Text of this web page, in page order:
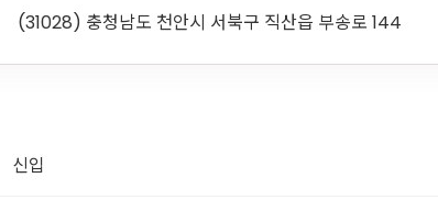
(31028) 충청남도 천안시 서북구 직산읍 부송로 144
신입